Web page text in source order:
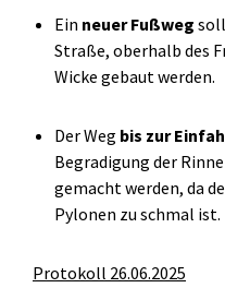
Ein neuer Fußweg
Straße, oberhalb des
Wicke gebaut werden.
Der Weg bis zur
Begradigung der
gemacht werden, da
Pylonen zu schmal ist.
Protokoll 26.06.2025